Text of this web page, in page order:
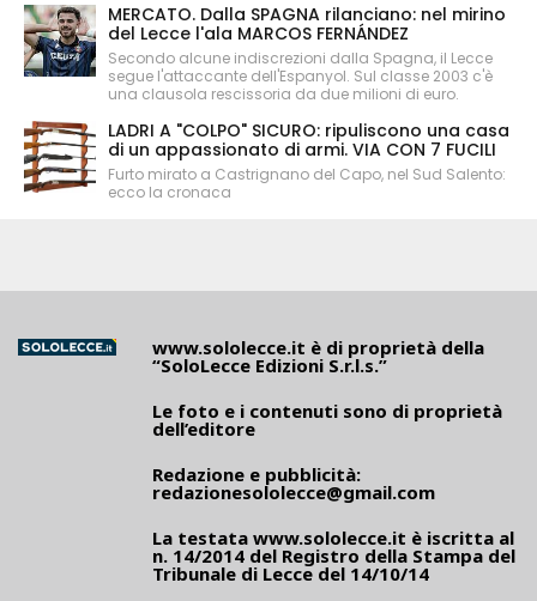
MERCATO. Dalla SPAGNA rilanciano: nel mirino
del Lecce l'ala MARCOS FERNÁNDEZ
Secondo alcune indiscrezioni dalla Spagna, il Lecce
segue l'attaccante dell'Espanyol. Sul classe 2003 c'è
una clausola rescissoria da due milioni di euro.
LADRI A "COLPO" SICURO: ripuliscono una casa
di un appassionato di armi. VIA CON 7 FUCILI
Furto mirato a Castrignano del Capo, nel Sud Salento:
ecco la cronaca
www.sololecce.it è di proprietà della
“SoloLecce Edizioni S.r.l.s.”
Le foto e i contenuti sono di proprietà
dell’editore
Redazione e pubblicità:
redazionesololecce@gmail.com
La testata www.sololecce.it è iscritta al
n. 14/2014 del Registro della Stampa del
Tribunale di Lecce del 14/10/14